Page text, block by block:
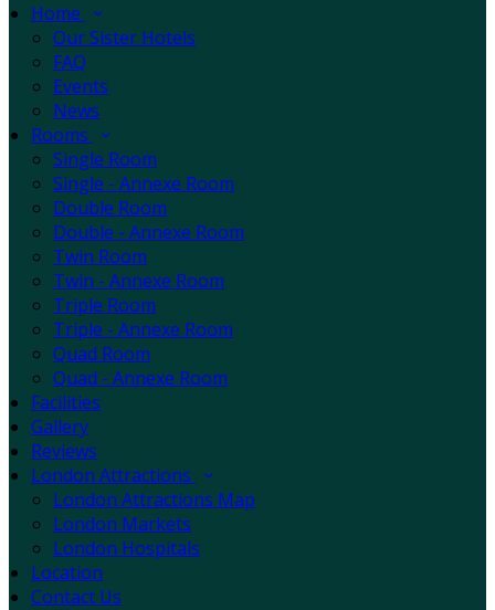
Home
Our Sister Hotels
FAQ
Events
News
Rooms
Single Room
Single - Annexe Room
Double Room
Double - Annexe Room
Twin Room
Twin - Annexe Room
Triple Room
Triple - Annexe Room
Quad Room
Quad - Annexe Room
Facilities
Gallery
Reviews
London Attractions
London Attractions Map
London Markets
London Hospitals
Location
Contact Us